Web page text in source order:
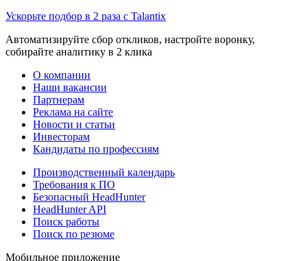
Ускорьте подбор в 2 раза с Talantix
Автоматизируйте сбор откликов, настройте воронку,
собирайте аналитику в 2 клика
О компании
Наши вакансии
Партнерам
Реклама на сайте
Новости и статьи
Инвесторам
Кандидаты по профессиям
Производственный календарь
Требования к ПО
Безопасный HeadHunter
HeadHunter API
Поиск работы
Поиск по резюме
Мобильное приложение